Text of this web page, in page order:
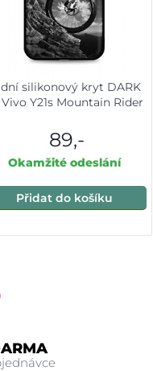
silikonový kryt DARK
Y21s Mountain Rider
89,-
Okamžité odeslání
Přidat do košíku